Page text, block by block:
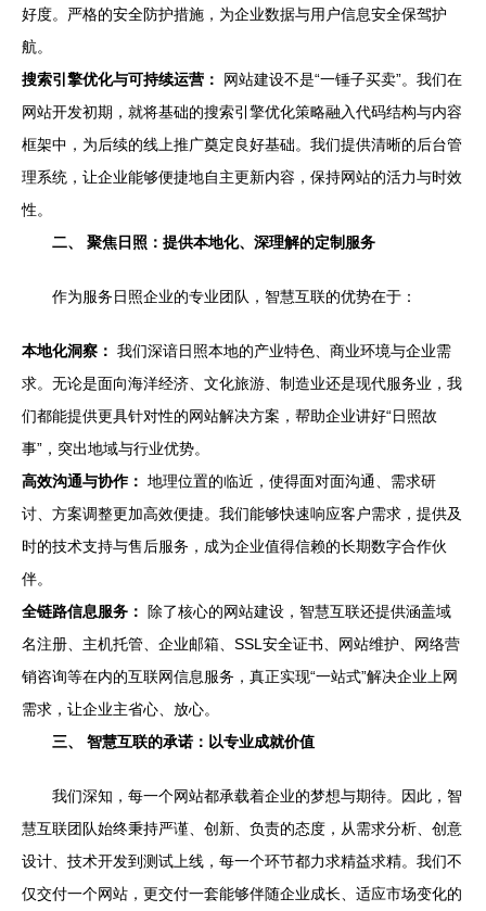
好度。严格的安全防护措施，为企业数据与用户信息安全保驾护
航。
搜索引擎优化与可持续运营：
网站建设不是“一锤子买卖”。我们在
网站开发初期，就将基础的搜索引擎优化策略融入代码结构与内容
框架中，为后续的线上推广奠定良好基础。我们提供清晰的后台管
理系统，让企业能够便捷地自主更新内容，保持网站的活力与时效
性。
二、 聚焦日照：提供本地化、深理解的定制服务
作为服务日照企业的专业团队，智慧互联的优势在于：
本地化洞察： 我们深谙日照本地的产业特色、商业环境与企业需
求。无论是面向海洋经济、文化旅游、制造业还是现代服务业，我
们都能提供更具针对性的网站解决方案，帮助企业讲好“日照故
事”，突出地域与行业优势。
高效沟通与协作： 地理位置的临近，使得面对面沟通、需求研
讨、方案调整更加高效便捷。我们能够快速响应客户需求，提供及
时的技术支持与售后服务，成为企业值得信赖的长期数字合作伙
伴。
全链路信息服务：
除了核心的网站建设，智慧互联还提供涵盖域
名注册、主机托管、企业邮箱、SSL安全证书、网站维护、网络营
销咨询等在内的互联网信息服务，真正实现“一站式”解决企业上网
需求，让企业主省心、放心。
三、 智慧互联的承诺：以专业成就价值
我们深知，每一个网站都承载着企业的梦想与期待。因此，智
慧互联团队始终秉持严谨、创新、负责的态度，从需求分析、创意
设计、技术开发到测试上线，每一个环节都力求精益求精。我们不
仅交付一个网站，更交付一套能够伴随企业成长、适应市场变化的